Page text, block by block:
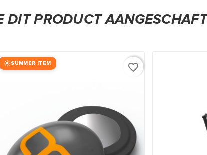
DIT PRODUCT
SUMMER ITEM favorite_border